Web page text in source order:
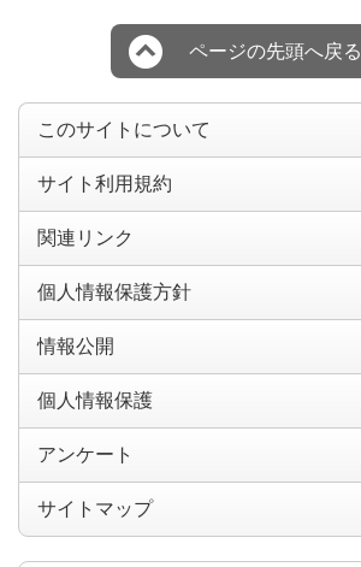
ページの先頭へ戻る
このサイトについて
サイト利用規約
関連リンク
個人情報保護方針
情報公開
個人情報保護
アンケート
サイトマップ